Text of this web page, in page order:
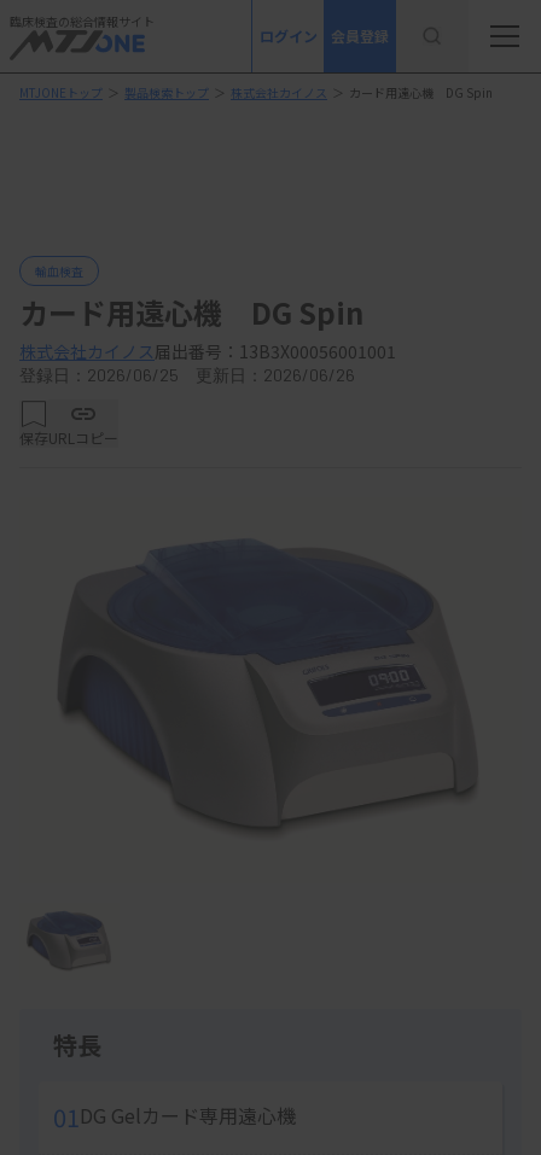
臨床検査の総合情報サイト
ログイン 会員登録
MTJONEトップ ＞ 製品検索トップ ＞ 株式会社カイノス ＞ カード用遠心機 DG Spin
輸血検査
カード用遠心機 DG Spin
株式会社カイノス届出番号：13B3X00056001001
登録日：2026/06/25 更新日：2026/06/26
保存URLコピー
of
特長
01DG Gelカード専用遠心機